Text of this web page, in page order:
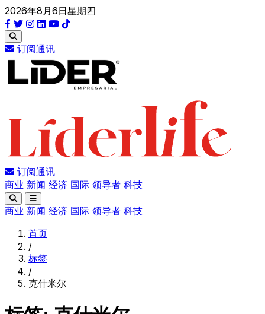
2026年8月6日星期四
订阅通讯
订阅通讯
商业 新闻 经济 国际 领导者 科技
商业 新闻 经济 国际 领导者 科技
首页
/
标签
/
克什米尔